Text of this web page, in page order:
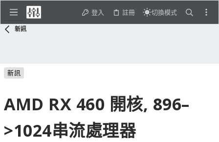
登入 註冊 切換模式
新訊
新訊
AMD RX 460 開核, 896–
>1024串流處理器